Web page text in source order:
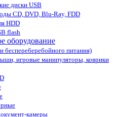
диски USB
CD, DVD, Blu-Ray, FDD
HDD
flash
оборудование
беспереберебойного питания)
игровые манипуляторы, коврики
камеры